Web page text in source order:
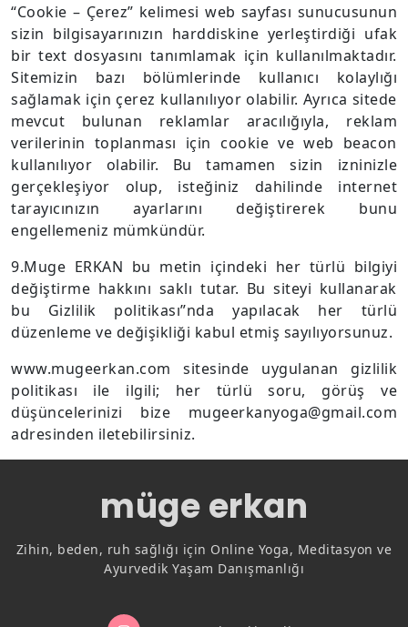
“Cookie – Çerez” kelimesi web sayfası sunucusunun
sizin bilgisayarınızın harddiskine yerleştirdiği ufak
bir text dosyasını tanımlamak için kullanılmaktadır.
Sitemizin bazı bölümlerinde kullanıcı kolaylığı
sağlamak için çerez kullanılıyor olabilir. Ayrıca sitede
mevcut bulunan reklamlar aracılığıyla, reklam
verilerinin toplanması için cookie ve web beacon
kullanılıyor olabilir. Bu tamamen sizin izninizle
gerçekleşiyor olup, isteğiniz dahilinde internet
tarayıcınızın ayarlarını değiştirerek bunu
engellemeniz mümkündür.
9.Muge ERKAN bu metin içindeki her türlü bilgiyi
değiştirme hakkını saklı tutar. Bu siteyi kullanarak
bu Gizlilik politikası”nda yapılacak her türlü
düzenleme ve değişikliği kabul etmiş sayılıyorsunuz.
www.mugeerkan.com sitesinde uygulanan gizlilik
politikası ile ilgili; her türlü soru, görüş ve
düşüncelerinizi bize mugeerkanyoga@gmail.com
adresinden iletebilirsiniz.
müge erkan
Zihin, beden, ruh sağlığı için Online Yoga, Meditasyon ve
Ayurvedik Yaşam Danışmanlığı